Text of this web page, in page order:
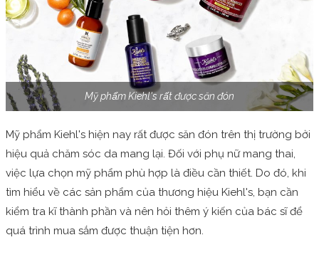
Mỹ phẩm Kiehl's rất được săn đón
Mỹ phẩm Kiehl's hiện nay rất được săn đón trên thị trường bởi
hiệu quả chăm sóc da mang lại. Đối với phụ nữ mang thai,
việc lựa chọn mỹ phẩm phù hợp là điều cần thiết. Do đó, khi
tìm hiểu về các sản phẩm của thương hiệu Kiehl's, bạn cần
kiểm tra kĩ thành phần và nên hỏi thêm ý kiến của bác sĩ để
quá trình mua sắm được thuận tiện hơn.